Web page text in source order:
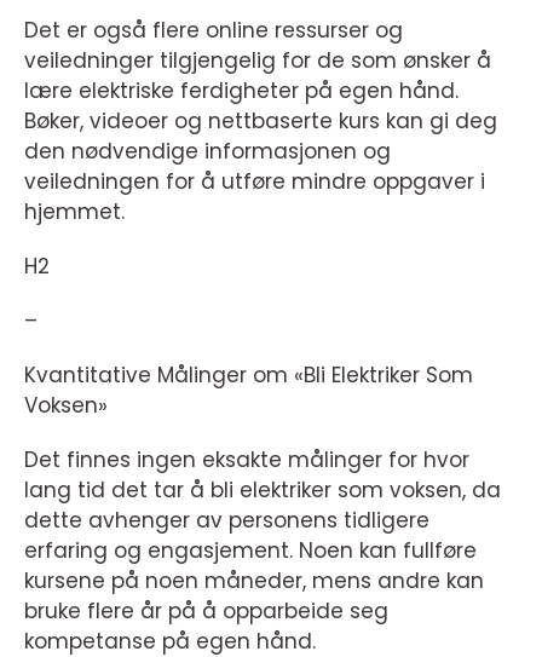
Det er også flere online ressurser og
veiledninger tilgjengelig for de som ønsker å
lære elektriske ferdigheter på egen hånd.
Bøker, videoer og nettbaserte kurs kan gi deg
den nødvendige informasjonen og
veiledningen for å utføre mindre oppgaver i
hjemmet.
H2
–
Kvantitative Målinger om «Bli Elektriker Som
Voksen»
Det finnes ingen eksakte målinger for hvor
lang tid det tar å bli elektriker som voksen, da
dette avhenger av personens tidligere
erfaring og engasjement. Noen kan fullføre
kursene på noen måneder, mens andre kan
bruke flere år på å opparbeide seg
kompetanse på egen hånd.